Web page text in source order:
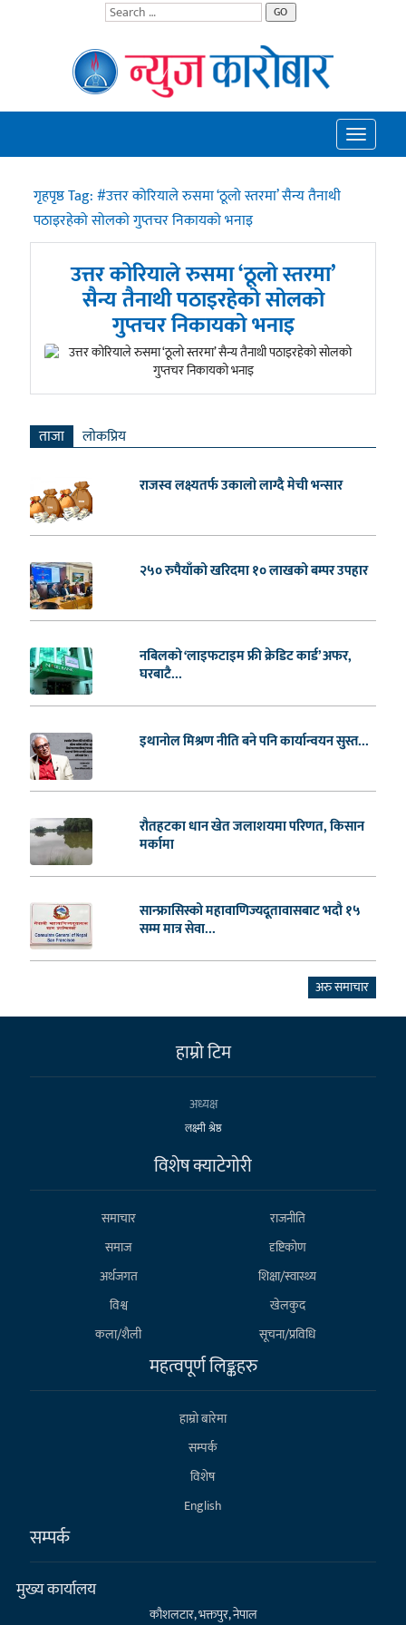
GO
Toggle
गृहपृष्ठTag:#उत्तर कोरियाले रुसमा ‘ठूलो स्तरमा’ सैन्य तैनाथी
पठाइरहेको सोलको गुप्तचर निकायको भनाइ
उत्तर कोरियाले रुसमा ‘ठूलो स्तरमा’
सैन्य तैनाथी पठाइरहेको सोलको
गुप्तचर निकायको भनाइ
ताजा लाेकप्रिय
राजस्व लक्ष्यतर्फ उकालो लाग्दै मेची भन्सार
२५० रुपैयाँको खरिदमा १० लाखको बम्पर उपहार
नबिलको ‘लाइफटाइम फ्री क्रेडिट कार्ड’ अफर,
घरबाटै...
इथानोल मिश्रण नीति बने पनि कार्यान्वयन सुस्त...
रौतहटका धान खेत जलाशयमा परिणत, किसान
मर्कामा
सान्फ्रासिस्को महावाणिज्यदूतावासबाट भदौ १५
सम्म मात्र सेवा...
अरु समाचार
हाम्राे टिम
अध्यक्ष
लक्ष्मी श्रेष्ठ
विशेष क्याटेगाेरी
समाचार
राजनीति
समाज
दृष्टिकोण
अर्थजगत
शिक्षा/स्वास्थ्य
विश्व
खेलकुद
कला/शैली
सूचना/प्रविधि
महत्वपूर्ण लिङ्कहरु
हाम्राे बारेमा
सम्पर्क
विशेष
English
सम्पर्क
मुख्य कार्यालय
कौशलटार, भक्तपुर, नेपाल